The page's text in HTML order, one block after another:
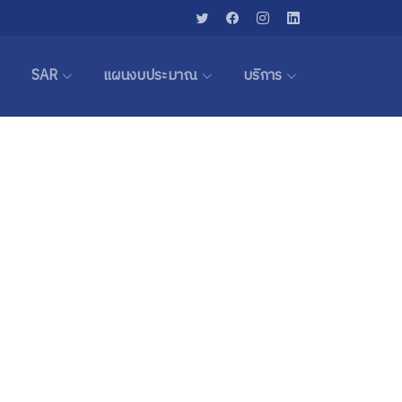
SAR แผนงบประมาณ บริการ